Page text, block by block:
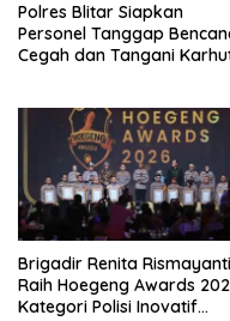
Polres Blitar Siapkan
Personel Tanggap
Cegah dan Tangani
Brigadir Renita Rismayanti
Raih Hoegeng Awards
Kategori Polisi Inovatif